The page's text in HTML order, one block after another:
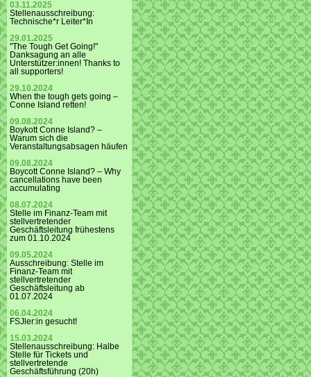
03.11.2025
Stellenausschreibung:
Technische*r Leiter*In
29.01.2025
"The Tough Get Going!"
Danksagung an alle
Unterstützer:innen! Thanks to
all supporters!
29.10.2024
When the tough gets going –
Conne Island retten!
09.08.2024
Boykott Conne Island? –
Warum sich die
Veranstaltungsabsagen häufen
09.08.2024
Boycott Conne Island? – Why
cancellations have been
accumulating
08.07.2024
Stelle im Finanz-Team mit
stellvertretender
Geschäftsleitung frühestens
zum 01.10.2024
09.05.2024
Ausschreibung: Stelle im
Finanz-Team mit
stellvertretender
Geschäftsleitung ab
01.07.2024
06.04.2024
FSJler:in gesucht!
15.03.2024
Stellenausschreibung: Halbe
Stelle für Tickets und
stellvertretende
Geschäftsführung (20h)